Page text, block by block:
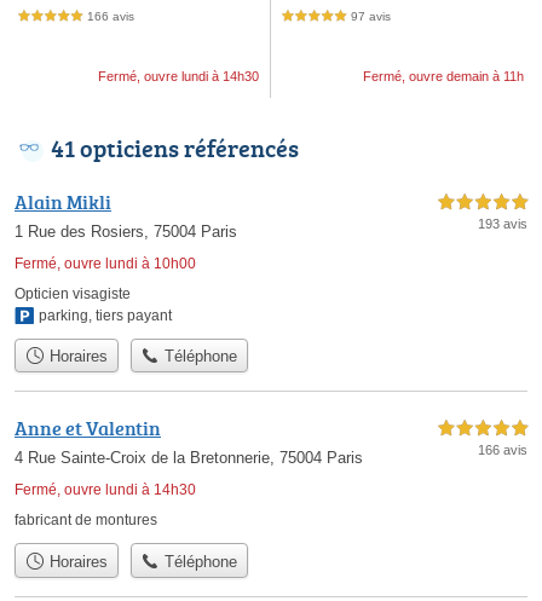
5,0 étoiles sur 5 166 avis
Fermé, ouvre lundi à 14h30
5,0 étoiles sur 5 97 avis
Fermé, ouvre demain à 11h
41 opticiens référencés
Alain Mikli
1 Rue des Rosiers, 75004 Paris
Fermé, ouvre lundi à 10h00
5,0 étoiles sur 5
193 avis
Opticien visagiste
parking, tiers payant
Horaires Téléphone
Anne et Valentin
4 Rue Sainte-Croix de la Bretonnerie, 75004 Paris
Fermé, ouvre lundi à 14h30
5,0 étoiles sur 5
166 avis
fabricant de montures
Horaires Téléphone